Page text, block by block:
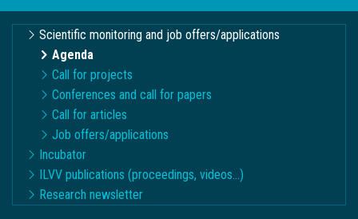
Navigation
contextuelle
Scientific monitoring and job offers/applications
Agenda
Call for projects
Conferences and call for papers
Call for articles
Job offers/applications
Incubator
ILVV publications (proceedings, videos...)
Research newsletter